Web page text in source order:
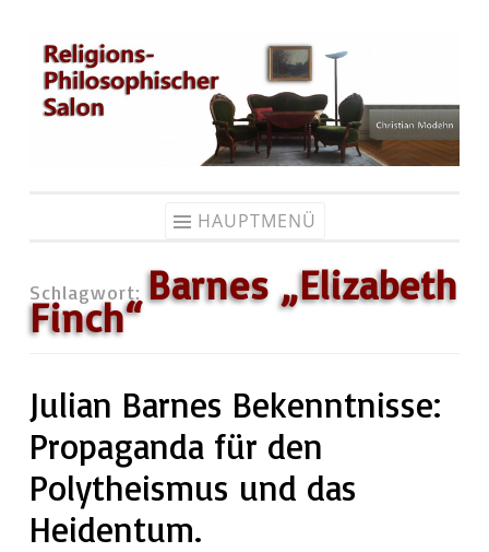
Zum
Inhalt
springen
HAUPTMENÜ
Schlagwort: Barnes „Elizabeth
Finch“
Julian Barnes Bekenntnisse:
Propaganda für den
Polytheismus und das
Heidentum.